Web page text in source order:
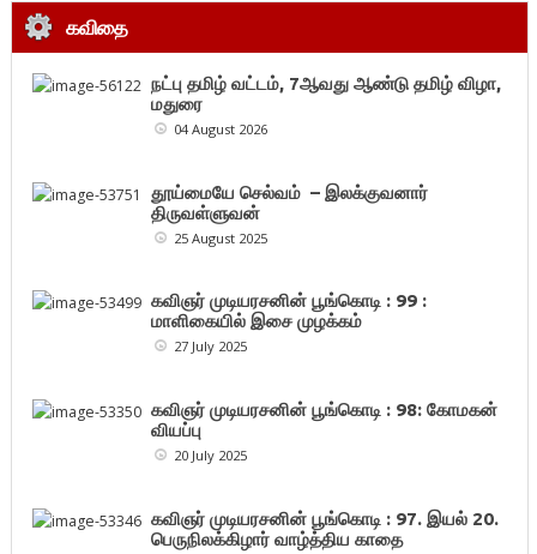
கவிதை
நட்பு தமிழ் வட்டம், 7ஆவது ஆண்டு தமிழ் விழா,
மதுரை
04 August 2026
தூய்மையே செல்வம் – இலக்குவனார்
திருவள்ளுவன்
25 August 2025
கவிஞர் முடியரசனின் பூங்கொடி : 99 :
மாளிகையில் இசை முழக்கம்
27 July 2025
கவிஞர் முடியரசனின் பூங்கொடி : 98: கோமகன்
வியப்பு
20 July 2025
கவிஞர் முடியரசனின் பூங்கொடி : 97. இயல் 20.
பெருநிலக்கிழார் வாழ்த்திய காதை